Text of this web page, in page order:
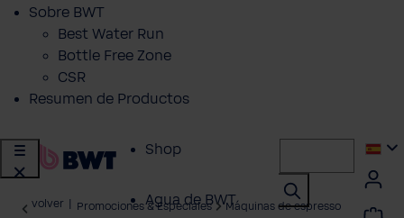
Sobre BWT
Best Water Run
Bottle Free Zone
CSR
Resumen de Productos
Shop
Agua de BWT
volver Promociones & Especiales Máquinas de espresso